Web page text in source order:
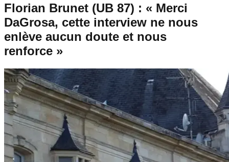
Florian Brunet (UB 87) : « Merci
DaGrosa, cette interview ne nous
enlève aucun doute et nous
renforce »